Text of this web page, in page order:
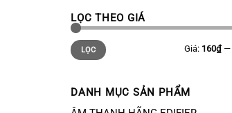
LỌC THEO GIÁ
Giá
thấp
nhất
Giá
cao
nhất
LỌC Giá: 160₫—
DANH MỤC SẢN PHẨM